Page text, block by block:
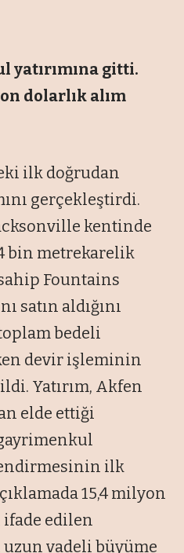
yatırımına gitti.
dolarlık alım
ilk doğrudan
gerçekleştirdi.
kentinde
bin metrekarelik
Fountains
satın aldığını
bedeli
devir işleminin
Yatırım, Akfen
elde ettiği
ilk
15,4 milyon
edilen
uzun vadeli büyüme